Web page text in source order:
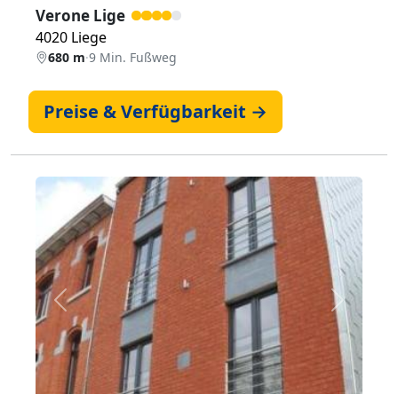
Verone Lige
4020 Liege
680 m·9 Min. Fußweg
Preise & Verfügbarkeit →
Zurück Weiter